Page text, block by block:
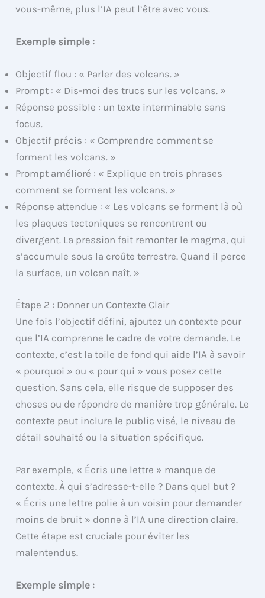
vous-même, plus l’IA peut l’être avec vous.
Exemple simple :
Objectif flou : « Parler des volcans. »
Prompt : « Dis-moi des trucs sur les volcans. »
Réponse possible : un texte interminable sans
focus.
Objectif précis : « Comprendre comment se
forment les volcans. »
Prompt amélioré : « Explique en trois phrases
comment se forment les volcans. »
Réponse attendue : « Les volcans se forment là où
les plaques tectoniques se rencontrent ou
divergent. La pression fait remonter le magma, qui
s’accumule sous la croûte terrestre. Quand il perce
la surface, un volcan naît. »
Étape 2 : Donner un Contexte Clair
Une fois l’objectif défini, ajoutez un contexte pour
que l’IA comprenne le cadre de votre demande. Le
contexte, c’est la toile de fond qui aide l’IA à savoir
« pourquoi » ou « pour qui » vous posez cette
question. Sans cela, elle risque de supposer des
choses ou de répondre de manière trop générale. Le
contexte peut inclure le public visé, le niveau de
détail souhaité ou la situation spécifique.
Par exemple, « Écris une lettre » manque de
contexte. À qui s’adresse-t-elle ? Dans quel but ?
« Écris une lettre polie à un voisin pour demander
moins de bruit » donne à l’IA une direction claire.
Cette étape est cruciale pour éviter les
malentendus.
Exemple simple :